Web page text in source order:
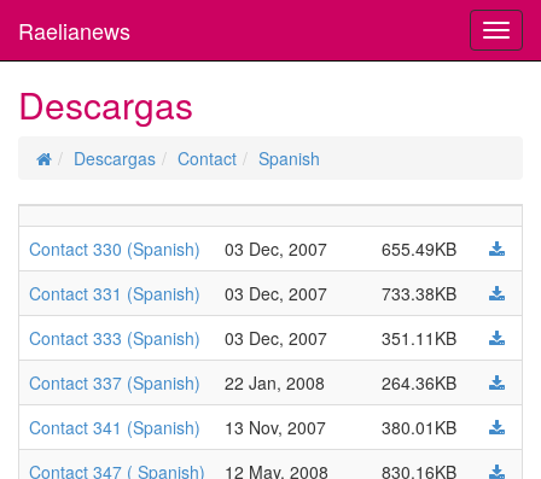
Raelianews
Descargas
Descargas Contact Spanish
Contact 330 (Spanish) 03 Dec, 2007
655.49KB
Contact 331 (Spanish)
03 Dec, 2007
733.38KB
Contact 333 (Spanish)
03 Dec, 2007
351.11KB
Contact 337 (Spanish)
22 Jan, 2008
264.36KB
Contact 341 (Spanish)
13 Nov, 2007
380.01KB
Contact 347 ( Spanish)
12 May, 2008
830.16KB